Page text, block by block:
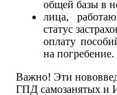
общей базы в
лица,
статус
оплату
на погребение.
Важно! Эти
ГПД самозанятых и